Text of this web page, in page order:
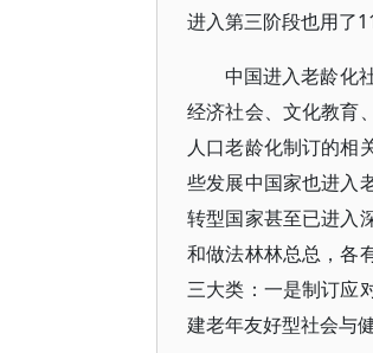
进入第三阶段也用了11
中国进入老龄化
经济社会、文化教育
人口老龄化制订的相
些发展中国家也进入
转型国家甚至已进入
和做法林林总总，各
三大类：一是制订应
建老年友好型社会与